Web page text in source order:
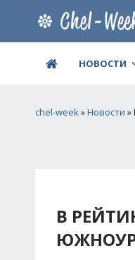
НОВОСТИ
chel-week»Новости »
В